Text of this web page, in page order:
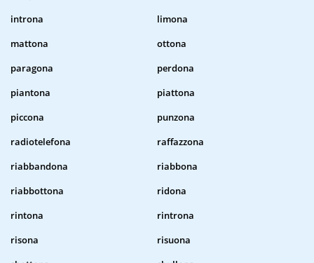
introna
limona
mattona
ottona
paragona
perdona
piantona
piattona
piccona
punzona
radiotelefona
raffazzona
riabbandona
riabbona
riabbottona
ridona
rintona
rintrona
risona
risuona